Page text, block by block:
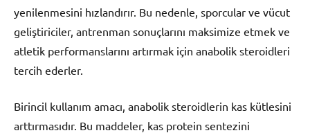
yenilenmesini hızlandırır. Bu nedenle, sporcular ve vücut
geliştiriciler, antrenman sonuçlarını maksimize etmek ve
atletik performanslarını artırmak için anabolik steroidleri
tercih ederler.
Birincil kullanım amacı, anabolik steroidlerin kas kütlesini
arttırmasıdır. Bu maddeler, kas protein sentezini